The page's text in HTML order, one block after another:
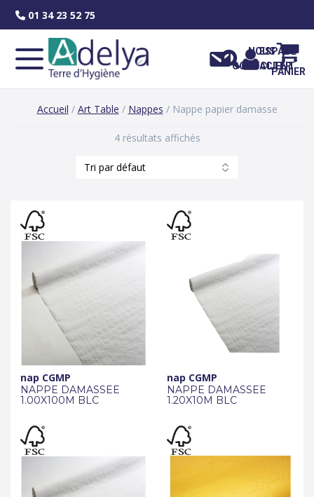
01 34 23 52 75
NOUS
CONTACTER
ESPACE
CLIENT
PANIER
Accueil / Art Table / Nappes / Nappe papier damasse
4 résultats affichés
nap CGMP
NAPPE DAMASSEE
1.00X100M BLC
nap CGMP
NAPPE DAMASSEE
1.20X10M BLC